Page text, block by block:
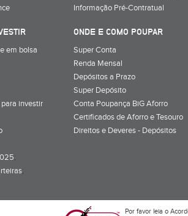
Informação Pré-Contratual
em bolsa
investir
;
;
ONDE E COMO POUPAR
Super Conta
Renda Mensal
Depósitos a Prazo
Super Depósito
Conta Poupança BiG Aforro
Certificados de Aforro e Tesouro
Direitos e Deveres - Depósitos
Por favor leia o